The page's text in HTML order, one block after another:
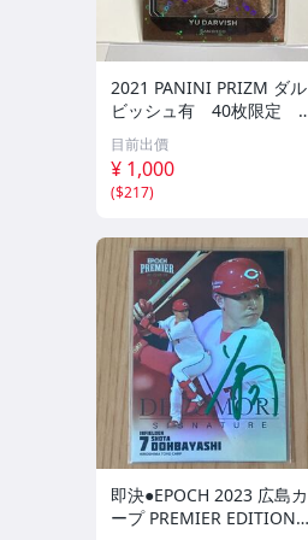
2021 PANINI PRIZM ダル
ビッシュ有 40枚限定
シリアルカード パドレス
目前出價
¥ 1,000
($217)
即決●EPOCH 2023 広島カ
ープ PREMIER EDITION